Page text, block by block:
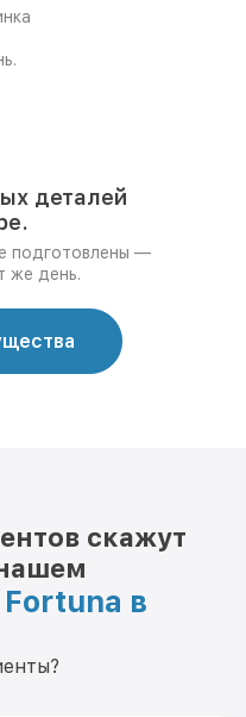
деталей
подготовлены —
же день.
скажут
Fortuna в